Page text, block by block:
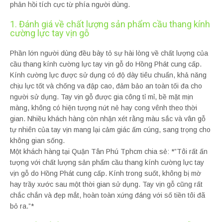
phản hồi tích cực từ phía người dùng.
1. Đánh giá về chất lượng sản phẩm cầu thang kính
cường lực tay vịn gỗ
Phần lớn người dùng đều bày tỏ sự hài lòng về chất lượng của
cầu thang kính cường lực tay vịn gỗ do Hồng Phát cung cấp.
Kính cường lực được sử dụng có độ dày tiêu chuẩn, khả năng
chịu lực tốt và chống va đập cao, đảm bảo an toàn tối đa cho
người sử dụng. Tay vịn gỗ được gia công tỉ mỉ, bề mặt mịn
màng, không có hiện tượng nứt nẻ hay cong vênh theo thời
gian. Nhiều khách hàng còn nhận xét rằng màu sắc và vân gỗ
tự nhiên của tay vịn mang lại cảm giác ấm cúng, sang trọng cho
không gian sống.
Một khách hàng tại Quận Tân Phú Tphcm chia sẻ: *”Tôi rất ấn
tượng với chất lượng sản phẩm cầu thang kính cường lực tay
vịn gỗ do Hồng Phát cung cấp. Kính trong suốt, không bị mờ
hay trầy xước sau một thời gian sử dụng. Tay vịn gỗ cũng rất
chắc chắn và đẹp mắt, hoàn toàn xứng đáng với số tiền tôi đã
bỏ ra.”*